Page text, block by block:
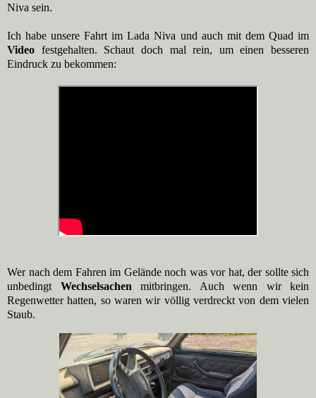
Niva sein.
Ich habe unsere Fahrt im Lada Niva und auch mit dem Quad im
Video festgehalten. Schaut doch mal rein, um einen besseren
Eindruck zu bekommen:
Wer nach dem Fahren im Gelände noch was vor hat, der sollte sich
unbedingt Wechselsachen mitbringen. Auch wenn wir kein
Regenwetter hatten, so waren wir völlig verdreckt von dem vielen
Staub.